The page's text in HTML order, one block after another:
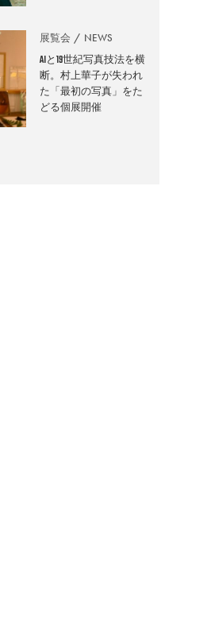
展覧会 NEWS
AIと19世紀写真技法を横
断。村上華子が失われ
た「最初の写真」をた
どる個展開催